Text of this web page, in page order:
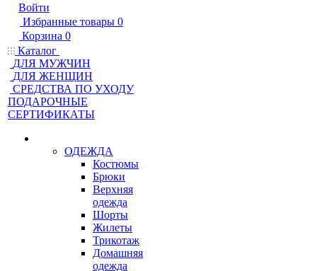
Войти
Избранные товары 0
Корзина 0
Каталог
ДЛЯ МУЖЧИН
ДЛЯ ЖЕНЩИН
CРЕДСТВА ПО УХОДУ
ПОДАРОЧНЫЕ
СЕРТИФИКАТЫ
ОДЕЖДА
Костюмы
Брюки
Верхняя
одежда
Шорты
Жилеты
Трикотаж
Домашняя
одежда